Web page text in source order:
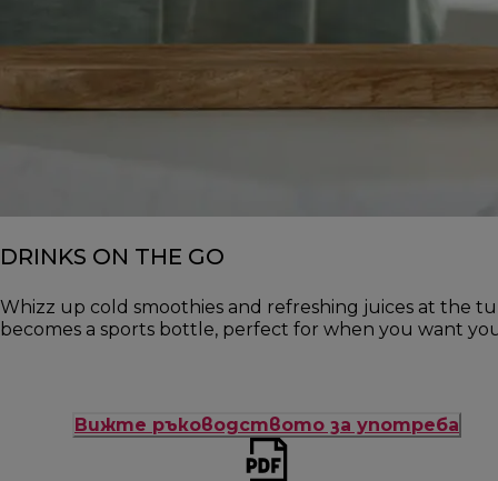
DRINKS ON THE GO
Whizz up cold smoothies and refreshing juices at the
becomes a sports bottle, perfect for when you want
Вижте ръководството за употреба